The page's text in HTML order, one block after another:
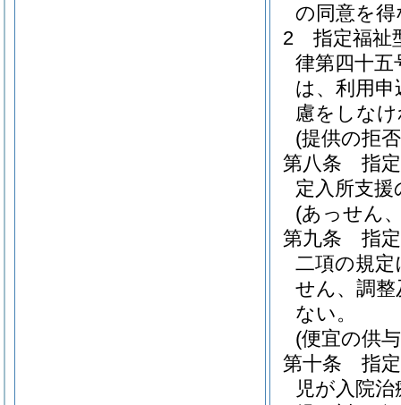
の同意を
2
指定福祉
律第四十五
は、利用
慮をしな
(提供の拒
第八条
指
定入所支
(あっせん
第九条
指
二項の規
せん、調
ない。
(便宜の供
第十条
指
児が入院